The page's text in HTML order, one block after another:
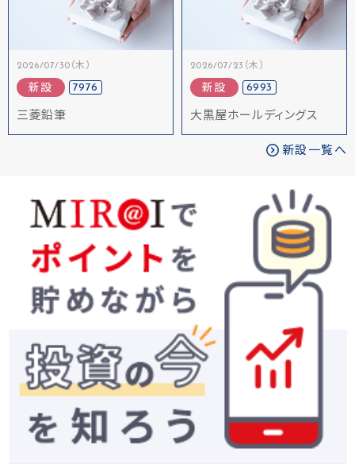
2026/07/30（木）
新設 7976
三菱鉛筆
2026/07/23（木）
新設 6993
大黒屋ホールディングス
新設一覧へ